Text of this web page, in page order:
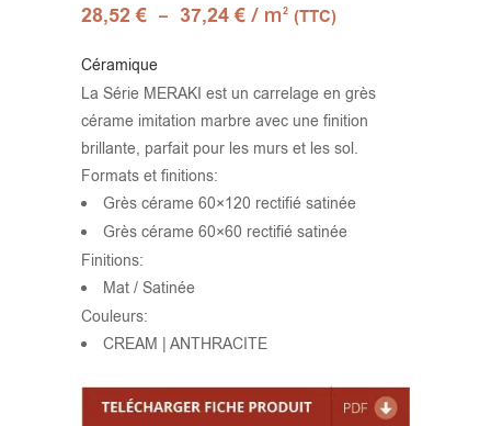
28,52€ – 37,24€ / m2 (TTC)
Céramique
La Série MERAKI est un carrelage en grès
cérame imitation marbre avec une finition
brillante, parfait pour les murs et les sol.
Formats et finitions:
Grès cérame 60×120 rectifié satinée
Grès cérame 60×60 rectifié satinée
Finitions:
Mat / Satinée
Couleurs:
CREAM | ANTHRACITE